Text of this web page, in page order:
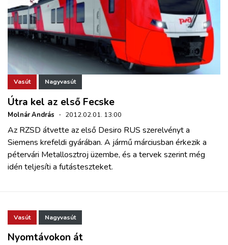
Vasút Nagyvasút
Útra kel az első Fecske
Molnár András · 2012.02.01. 13:00
Az RZSD átvette az első Desiro RUS szerelvényt a
Siemens krefeldi gyárában. A jármű márciusban érkezik a
pétervári Metallosztroj üzembe, és a tervek szerint még
idén teljesíti a futásteszteket.
Vasút Nagyvasút
Nyomtávokon át